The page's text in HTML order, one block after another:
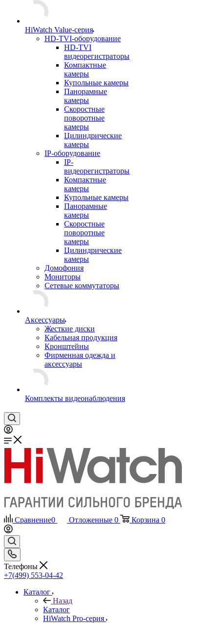
HiWatch Value-серия
HD-TVI-оборудование
HD-TVI
видеорегистраторы
Компактные
камеры
Купольные камеры
Панорамные
камеры
Скоростные
поворотные
камеры
Цилиндрические
камеры
IP-оборудование
IP-
видеорегистраторы
Компактные
камеры
Купольные камеры
Панорамные
камеры
Скоростные
поворотные
камеры
Цилиндрические
камеры
Домофония
Мониторы
Сетевые коммутаторы
Аксессуары
Жесткие диски
Кабельная продукция
Кронштейны
Фирменная одежда и
аксессуары
Комплекты видеонаблюдения
Сравнение0 Отложенные 0 Корзина 0
Телефоны
+7(499) 553-04-42
Каталог
Назад
Каталог
HiWatch Pro-серия